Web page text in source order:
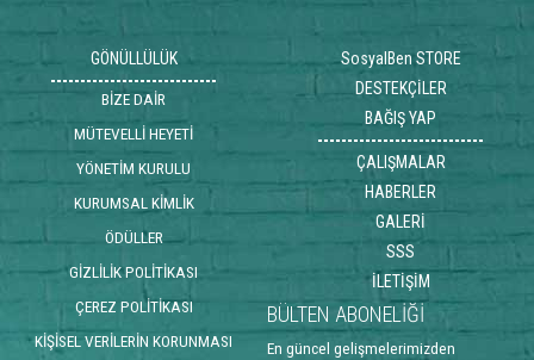
GÖNÜLLÜLÜK
BİZE DAİR
MÜTEVELLİ HEYETİ
YÖNETİM KURULU
KURUMSAL KİMLİK
ÖDÜLLER
GİZLİLİK POLİTİKASI
ÇEREZ POLİTİKASI
KİŞİSEL VERİLERİN KORUNMASI
SosyalBen STORE
DESTEKÇİLER
BAĞIŞ YAP
ÇALIŞMALAR
HABERLER
GALERİ
SSS
İLETİŞİM
BÜLTEN ABONELİĞİ
En güncel gelişmelerimizden